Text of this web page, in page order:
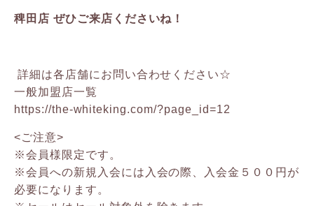
稗田店 ぜひご来店くださいね！
詳細は各店舗にお問い合わせください☆
一般加盟店一覧
https://the-whiteking.com/?page_id=12
<ご注意>
※会員様限定です。
※会員への新規入会には入会の際、入会金５００円が
必要になります。